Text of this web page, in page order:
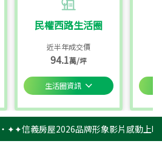
民權西路生活圈
近半年成交價
94.1萬/坪
生活圈資訊
‧✦✦信義房屋2026品牌形象影片感動上